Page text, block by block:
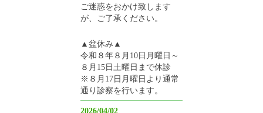
ご迷惑をおかけ致します
が、ご了承ください。
▲盆休み▲
令和８年８月10日月曜日～
８月15日土曜日まで休診
※８月17日月曜日より通常
通り診察を行います。
2026/04/02